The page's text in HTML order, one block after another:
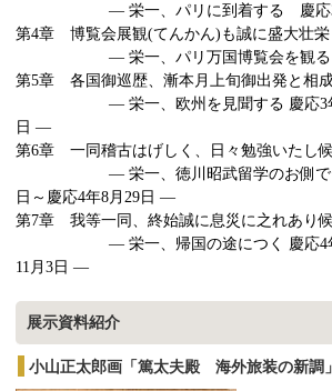
― 栄一、パリに到着する 慶応
第4章 博覧会展観(てんかん) も誠に盛大壮栄
― 栄一、パリ万国博覧会を観
第5章 各国御巡歴、漸本月上旬御出発と相
― 栄一、欧州を見聞する 慶応3
日 ―
第6章 一同稽古はげしく、日々勉強いたし候
― 栄一、徳川昭武留学のお側で
日～慶応4年8月 29日 ―
第7章 我等一同、終始誠に息災に之れあり候
― 栄一、帰国の途につく 慶応4
11 月 3日 ―
展示資料紹介
小山正太郎画「篤太夫殿 海外旅装の新